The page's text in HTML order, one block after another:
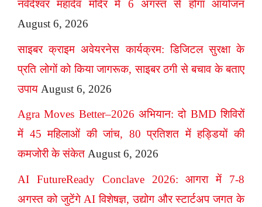
नर्वदेश्वर महादेव मंदिर में 6 अगस्त से होगा आयोजन
August 6, 2026
साइबर क्राइम अवेयरनेस कार्यक्रम: डिजिटल सुरक्षा के
प्रति लोगों को किया जागरूक, साइबर ठगी से बचाव के बताए
उपाय August 6, 2026
Agra Moves Better–2026 अभियान: दो BMD शिविरों
में 45 महिलाओं की जांच, 80 प्रतिशत में हड्डियों की
कमजोरी के संकेत August 6, 2026
AI FutureReady Conclave 2026: आगरा में 7-8
अगस्त को जुटेंगे AI विशेषज्ञ, उद्योग और स्टार्टअप जगत के